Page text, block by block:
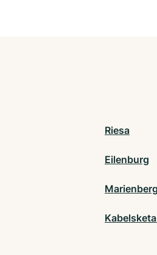
Riesa
Eilenburg
Marienberg